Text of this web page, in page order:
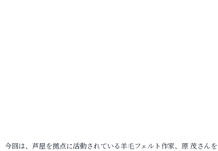
今回は、芦屋を拠点に活動されている羊毛フェルト作家、原 茂さん